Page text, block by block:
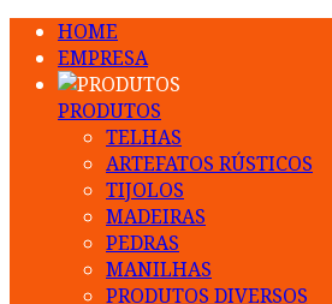
HOME
EMPRESA
PRODUTOS
TELHAS
ARTEFATOS RÚSTICOS
TIJOLOS
MADEIRAS
PEDRAS
MANILHAS
PRODUTOS DIVERSOS